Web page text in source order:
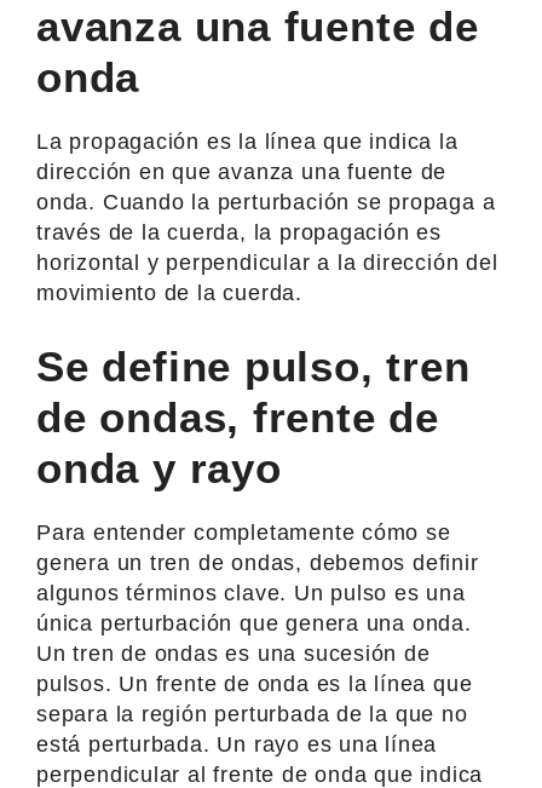
avanza una fuente de
onda
La propagación es la línea que indica la
dirección en que avanza una fuente de
onda. Cuando la perturbación se propaga a
través de la cuerda, la propagación es
horizontal y perpendicular a la dirección del
movimiento de la cuerda.
Se define pulso, tren
de ondas, frente de
onda y rayo
Para entender completamente cómo se
genera un tren de ondas, debemos definir
algunos términos clave. Un pulso es una
única perturbación que genera una onda.
Un tren de ondas es una sucesión de
pulsos. Un frente de onda es la línea que
separa la región perturbada de la que no
está perturbada. Un rayo es una línea
perpendicular al frente de onda que indica